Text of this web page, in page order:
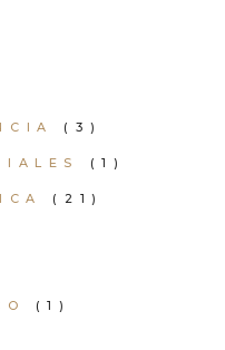
(3)
(1)
(21)
(1)